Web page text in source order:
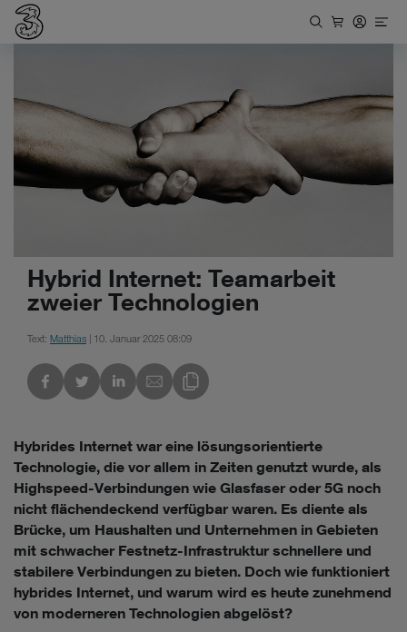
Hybrid Internet: Teamarbeit
zweier Technologien
Text: Matthias | 10. Januar 2025 08:09
Link des Blogs kopieren
Hybrides Internet war eine lösungsorientierte
Technologie, die vor allem in Zeiten genutzt wurde, als
Highspeed-Verbindungen wie Glasfaser oder 5G noch
nicht flächendeckend verfügbar waren. Es diente als
Brücke, um Haushalten und Unternehmen in Gebieten
mit schwacher Festnetz-Infrastruktur schnellere und
stabilere Verbindungen zu bieten. Doch wie funktioniert
hybrides Internet, und warum wird es heute zunehmend
von moderneren Technologien abgelöst?